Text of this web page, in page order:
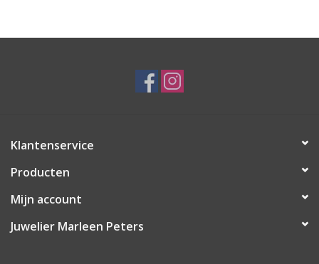
Klantenservice
Producten
Mijn account
Juwelier Marleen Peters